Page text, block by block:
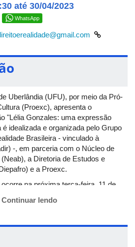
até 30/04/2023
WhatsApp
Uberlândia (UFU), por meio da Pró-
(Proexc), apresenta o
"Lélia Gonzales: uma expressão
idealizada e organizada pelo Grupo
Brasileira - vinculado à
-, em parceria com o Núcleo de
a Diretoria de Estudos e
e a Proexc.
na próxima terça-feira, 11 de
disponível para visitação durante todo
dar visibilidade ao legado de Lélia
autora, política, professora, filósofa e
Continuar lendo